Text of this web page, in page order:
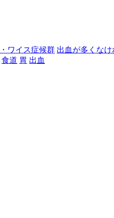
ワイス症候群 出血が多くな
食道 胃 出血